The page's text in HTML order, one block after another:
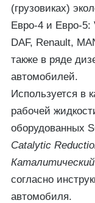
(грузовиках)
Евро-4 и Евро-5:
DAF, Renault,
также в ряде
автомобилей.
Используется в
рабочей
оборудованных
Catalytic
согласно
автомобиля.